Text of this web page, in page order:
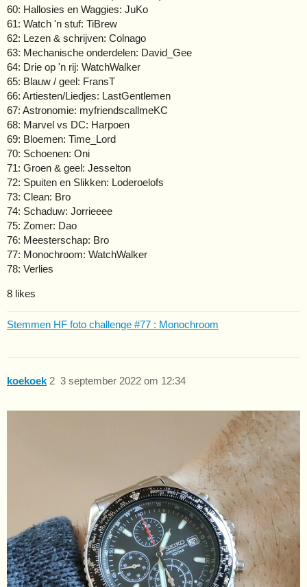
60: Hallosies en Waggies: JuKo
61: Watch 'n stuf: TiBrew
62: Lezen & schrijven: Colnago
63: Mechanische onderdelen: David_Gee
64: Drie op 'n rij: WatchWalker
65: Blauw / geel: FransT
66: Artiesten/Liedjes: LastGentlemen
67: Astronomie: myfriendscallmeKC
68: Marvel vs DC: Harpoen
69: Bloemen: Time_Lord
70: Schoenen: Oni
71: Groen & geel: Jesselton
72: Spuiten en Slikken: Loderoelofs
73: Clean: Bro
74: Schaduw: Jorrieeee
75: Zomer: Dao
76: Meesterschap: Bro
77: Monochroom: WatchWalker
78: Verlies
8 likes
Stemmen HF foto challenge #77 : Monochroom
koekoek 3 september 2022 om 12:34
2